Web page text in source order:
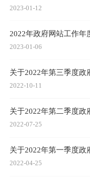
2023-01-12
2022年政府网站工作年
2023-01-06
关于2022年第三季度
2022-10-11
关于2022年第二季度
2022-07-25
关于2022年第一季度
2022-04-25